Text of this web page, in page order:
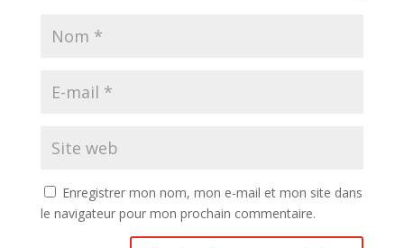
Enregistrer mon nom, mon e-mail et mon site dans
le navigateur pour mon prochain commentaire.